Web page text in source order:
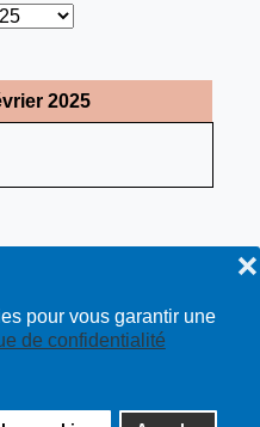
pour vous garantir une
de confidentialité
❌
2025
droits réservés | site :